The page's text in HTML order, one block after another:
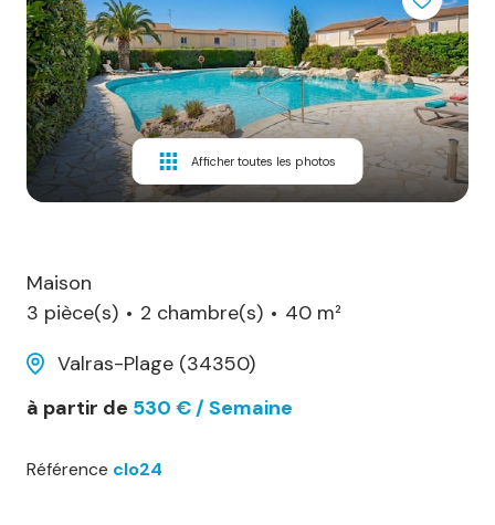
Afficher toutes les photos
Maison
3 pièce(s)
2 chambre(s)
40 m²
Valras-Plage (34350)
à partir de 530 € / Semaine
Référence clo24